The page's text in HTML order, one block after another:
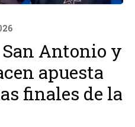
Antonio y
apuesta
finales de la